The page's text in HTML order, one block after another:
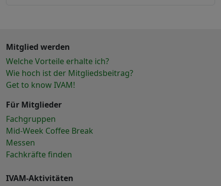
Mitglied werden
Welche Vorteile erhalte ich?
Wie hoch ist der Mitgliedsbeitrag?
Get to know IVAM!
Für Mitglieder
Fachgruppen
Mid-Week Coffee Break
Messen
Fachkräfte finden
IVAM-Aktivitäten